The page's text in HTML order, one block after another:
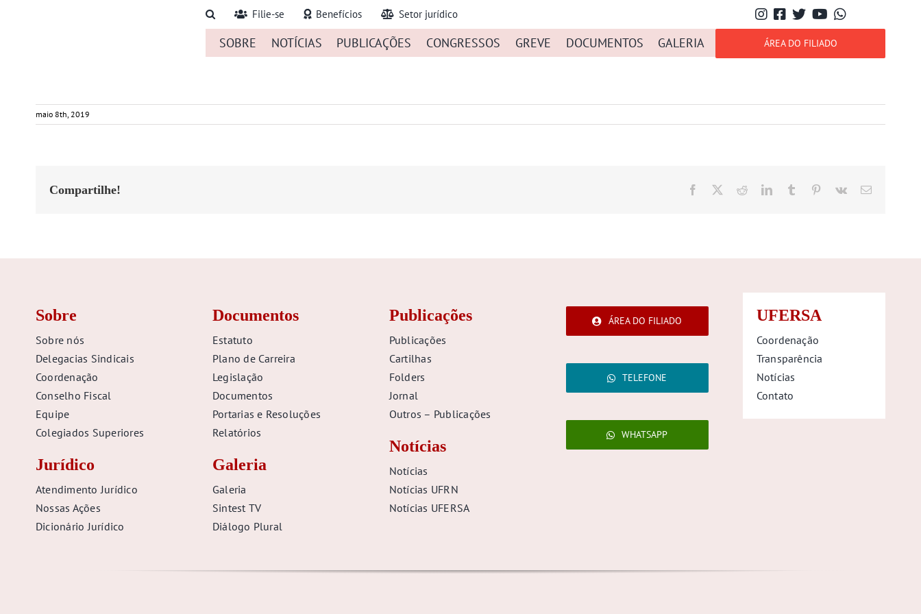
Filie-se Benefícios Setor jurídico
SOBRE NOTÍCIAS PUBLICAÇÕES CONGRESSOS GREVE DOCUMENTOS GALERIA ÁREA DO FILIADO
maio 8th, 2019
Compartilhe! Facebook RedditLinkedInTumblr Pinterest
Vk
E-
Sobre
Sobre nós
Delegacias Sindicais
Coordenação
Conselho Fiscal
Equipe
Colegiados Superiores
Jurídico
Atendimento Jurídico
Nossas Ações
Dicionário Jurídico
Documentos
Estatuto
Plano de Carreira
Legislação
Documentos
Portarias e Resoluções
Relatórios
Galeria
Galeria
Sintest TV
Diálogo Plural
Publicações
Publicações
Cartilhas
Folders
Jornal
Outros – Publicações
Notícias
Notícias
Notícias UFRN
Notícias UFERSA
ÁREA DO FILIADO
TELEFONE
WHATSAPP
UFERSA
Coordenação
Transparência
Notícias
Contato